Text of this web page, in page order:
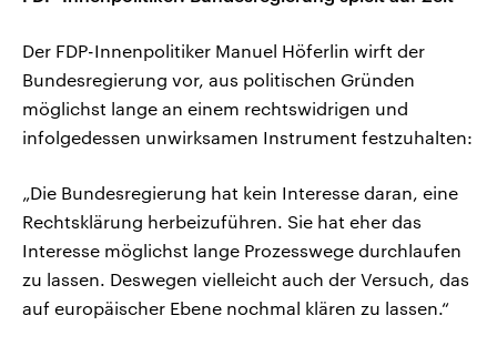
Der FDP-Innenpolitiker Manuel Höferlin wirft der
Bundesregierung vor, aus politischen Gründen
möglichst lange an einem rechtswidrigen und
infolgedessen unwirksamen Instrument festzuhalten:
„Die Bundesregierung hat kein Interesse daran, eine
Rechtsklärung herbeizuführen. Sie hat eher das
Interesse möglichst lange Prozesswege durchlaufen
zu lassen. Deswegen vielleicht auch der Versuch, das
auf europäischer Ebene nochmal klären zu lassen.“